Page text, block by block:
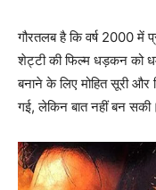
गौरतलब है कि वर्ष 2000 में
शेट्टी की फिल्म धड़कन को
बनाने के लिए मोहित सूरी
गई, लेकिन बात नहीं बन सकी।